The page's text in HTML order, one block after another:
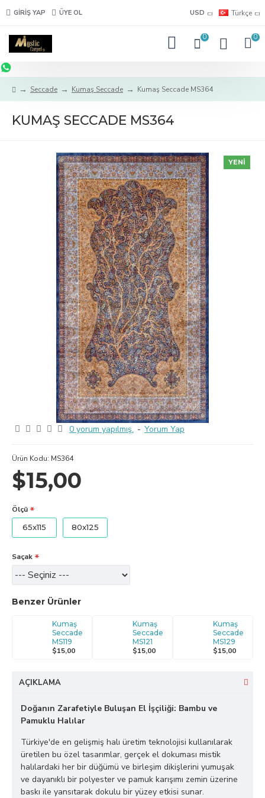
GIRIŞ YAP ÜYE OL USD Türkçe
0 0
Seccade Kumaş Seccade Kumaş Seccade MS364
KUMAŞ SECCADE MS364
YENI
0 yorum yapılmış. - Yorum Yap
$15,00
Ürün Kodu: MS364
Ölçü
65x115
80x125
Saçak
Benzer Ürünler
Kumaş
Seccade
MS119
$15,00
Kumaş
Seccade
MS121
$15,00
Kumaş
Seccade
MS129
$15,00
AÇIKLAMA
Doğanın Zarafetiyle Buluşan El İşçiliği: Bambu ve
Pamuklu Halılar
Türkiye'de en gelişmiş halı üretim teknolojisi kullanılarak
üretilen bu özel tasarımlar, gerçek el dokuması mistik
halılardaki her bir düğümü ve birleşim dikişlerini yumuşak
ve dayanıklı bir polyester ve pamuk karışımı zemin üzerine
baskı ile yansıtarak dokulu bir yüzey etkisi sunar.